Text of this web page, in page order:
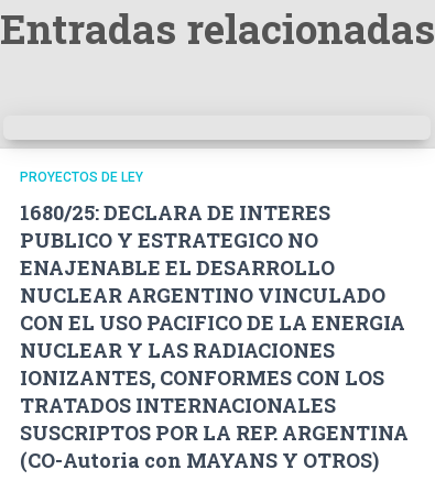
Entradas relacionadas
PROYECTOS DE LEY
1680/25: DECLARA DE INTERES
PUBLICO Y ESTRATEGICO NO
ENAJENABLE EL DESARROLLO
NUCLEAR ARGENTINO VINCULADO
CON EL USO PACIFICO DE LA ENERGIA
NUCLEAR Y LAS RADIACIONES
IONIZANTES, CONFORMES CON LOS
TRATADOS INTERNACIONALES
SUSCRIPTOS POR LA REP. ARGENTINA
(CO-Autoria con MAYANS Y OTROS)